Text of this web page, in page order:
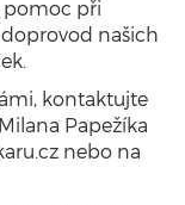
pomoc při
našich
kontaktujte
Papežíka
nebo na